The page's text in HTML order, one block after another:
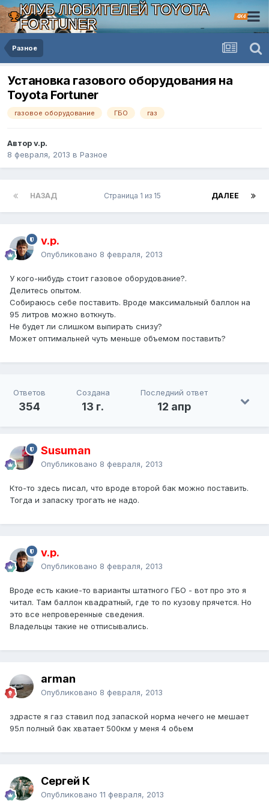
КЛУБ ЛЮБИТЕЛЕЙ TOYOTA
FORTUNER
4X4
Разное
Установка газового оборудования на
Toyota Fortuner
газовое оборудование ГБО газ
Автор v.p.
8 февраля, 2013 в Разное
НАЗАД ДАЛЕЕ
Страница 1 из 15
v.p.
Опубликовано 8 февраля, 2013
У кого-нибудь стоит газовое оборудование?.
Делитесь опытом.
Собираюсь себе поставить. Вроде максимальный баллон на
95 литров можно воткнуть.
Не будет ли слишком выпирать снизу?
Может оптимальней чуть меньше объемом поставить?
Ответов
354
Создана
13 г.
Последний ответ
12 апр
Susuman
Опубликовано 8 февраля, 2013
Кто-то здесь писал, что вроде второй бак можно поставить.
Тогда и запаску трогать не надо.
v.p.
Опубликовано 8 февраля, 2013
Вроде есть какие-то варианты штатного ГБО - вот про это я
читал. Там баллон квадратный, где то по кузову прячется. Но
это все непроверенные сведения.
Владельцы такие не отписывались.
arman
Опубликовано 8 февраля, 2013
здрасте я газ ставил под запаской норма нечего не мешает
95л полный бак хватает 500км у меня 4 обьем
Сергей К
Опубликовано 11 февраля, 2013